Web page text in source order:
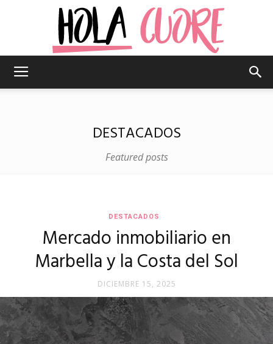
Cuore
revista
DESTACADOS
Featured posts
DESTACADOS
Mercado inmobiliario en
Marbella y la Costa del Sol
DICIEMBRE 15, 2025